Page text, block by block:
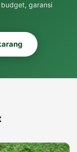
garansi